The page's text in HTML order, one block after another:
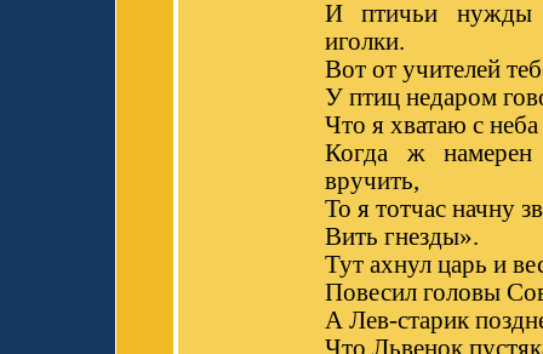
И птичьи нужды
иголки.
Вот от учителей
У птиц недаром
Что я хватаю с
Когда ж
вручить,
То я тотчас начну
Вить гнезды».
Тут ахнул царь и
Повесил головы
А Лев-старик
Что Львенок